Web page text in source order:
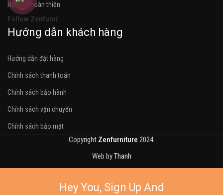
Nội thất hoàn thiện
Follow Zenfurni:
Hướng dẫn khách hàng
Hướng dẫn đặt hàng
Chính sách thanh toán
Chính sách bảo hành
Chính sách vận chuyển
Chính sách bảo mật
Copyright Zenfurniture 2024.
Web byThanh
Hey You, Sign Up And